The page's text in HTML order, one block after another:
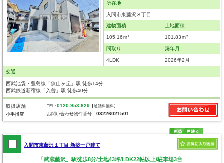
所在地
入間市東藤沢８丁目
建物面積
105.16ｍ²
土地面積
101.83ｍ²
間取り
4LDK
築年月
2026年2月
交通
西武池袋・豊島線「狭山ヶ丘」駅 徒歩14分
西武鉄道新宿線「入曽」駅 徒歩40分
取扱店舗
小手指店
TEL :0120-953-629 【通話料無料】
お問い合わせ物件番号：03226021501
入間市東藤沢１丁目 新築一戸建て
「武蔵藤沢」駅徒歩8分/土地43坪/LDK22帖以上/駐車場3台